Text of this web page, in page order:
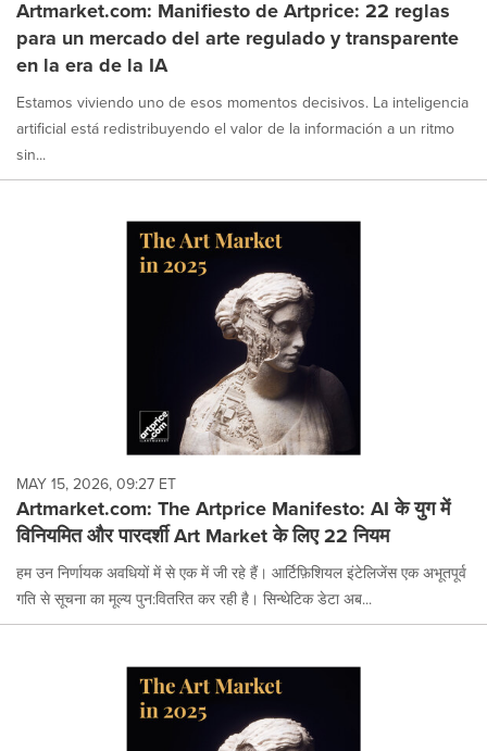
Artmarket.com: Manifiesto de Artprice: 22 reglas
para un mercado del arte regulado y transparente
en la era de la IA
Estamos viviendo uno de esos momentos decisivos. La inteligencia
artificial está redistribuyendo el valor de la información a un ritmo
sin...
MAY 15, 2026, 09:27 ET
Artmarket.com: The Artprice Manifesto: AI के युग में
विनियमित और पारदर्शी Art Market के लिए 22 नियम
हम उन निर्णायक अवधियों में से एक में जी रहे हैं। आर्टिफ़िशियल इंटेलिजेंस एक अभूतपूर्व
गति से सूचना का मूल्य पुन:वितरित कर रही है। सिन्थेटिक डेटा अब...